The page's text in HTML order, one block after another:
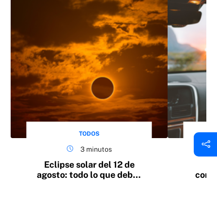
TODOS
3 minutos
Eclipse solar del 12 de
agosto: todo lo que debes